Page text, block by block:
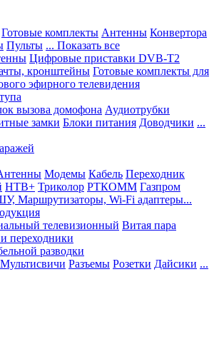
Готовые комплекты Антенны Конвертора
Пульты ... Показать все
Цифровые приставки DVB-T2
кронштейны Готовые комплекты для
эфирного телевидения
вызова домофона Аудиотрубки
замки Блоки питания Доводчики ...
Модемы Кабель Переходник
НТВ+ Триколор РТКОММ Газпром
Маршрутизаторы, Wi-Fi адаптеры...
телевизионный Витая пара
переходники
разводки
Мультисвичи Разъемы Розетки Дайсики ...